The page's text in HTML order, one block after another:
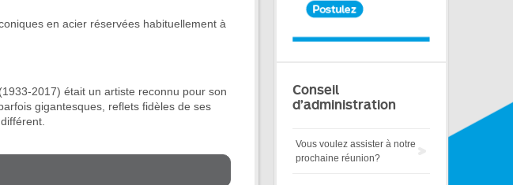
en acier réservées habituellement à
2017) était un artiste reconnu pour son
gigantesques, reflets fidèles de ses
Conseil
d’administration
Vous voulez assister à notre
prochaine réunion?